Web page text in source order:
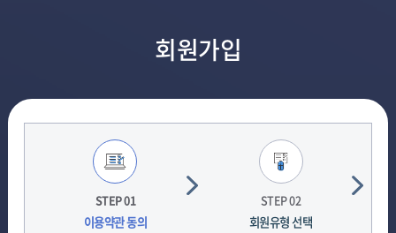
회원가입
STEP 01
이용약관 동의
STEP 02
회원유형 선택